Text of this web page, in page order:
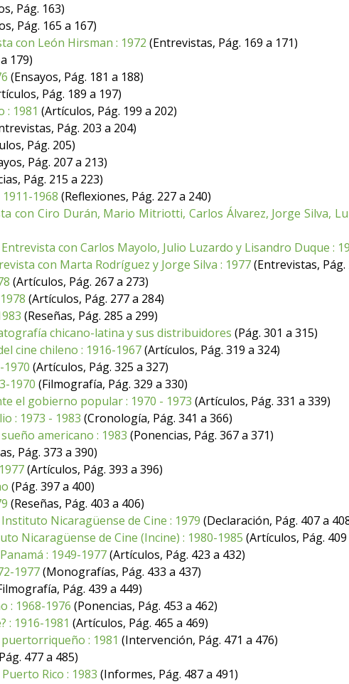
Pág. 163)
Pág. 165 a 167)
con León Hirsman : 1972 (Entrevistas, Pág. 169 a 171)
179)
(Ensayos, Pág. 181 a 188)
Pág. 189 a 197)
: 1981 (Artículos, Pág. 199 a 202)
Pág. 203 a 204)
Pág. 205)
Pág. 207 a 213)
Pág. 215 a 223)
1968 (Reflexiones, Pág. 227 a 240)
con Ciro Durán, Mario Mitriotti, Carlos Álvarez, Jorge Silva,
con Carlos Mayolo, Julio Luzardo y Lisandro Duque :
con Marta Rodríguez y Jorge Silva : 1977(Entrevistas, Pág.
(Artículos, Pág. 267 a 273)
(Artículos, Pág. 277 a 284)
(Reseñas, Pág. 285 a 299)
chicano-latina y sus distribuidores (Pág. 301 a 315)
cine chileno : 1916-1967(Artículos, Pág. 319 a 324)
(Artículos, Pág. 325 a 327)
1970 (Filmografía, Pág. 329 a 330)
el gobierno popular : 1970 - 1973 (Artículos, Pág. 331 a 339)
: 1973 - 1983 (Cronología, Pág. 341 a 366)
americano : 1983 (Ponencias, Pág. 367 a 371)
Pág. 373 a 390)
(Artículos, Pág. 393 a 396)
(Pág. 397 a 400)
(Reseñas, Pág. 403 a 406)
Nicaragüense de Cine : 1979 (Declaración, Pág. 407 a
Nicaragüense de Cine (Incine) : 1980-1985 (Artículos, Pág. 409
: 1949-1977(Artículos, Pág. 423 a 432)
1977(Monografías, Pág. 433 a 437)
Pág. 439 a 449)
: 1968-1976 (Ponencias, Pág. 453 a 462)
: 1916-1981 (Artículos, Pág. 465 a 469)
: 1981 (Intervención, Pág. 471 a 476)
477 a 485)
Rico : 1983 (Informes, Pág. 487 a 491)